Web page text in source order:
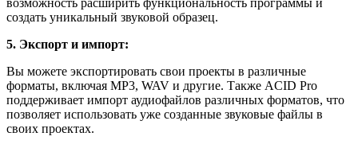
возможность расширить функциональность программы и
создать уникальный звуковой образец.
5. Экспорт и импорт:
Вы можете экспортировать свои проекты в различные
форматы, включая MP3, WAV и другие. Также ACID Pro
поддерживает импорт аудиофайлов различных форматов, что
позволяет использовать уже созданные звуковые файлы в
своих проектах.